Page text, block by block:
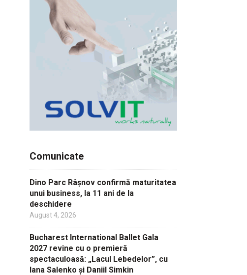
Comunicate
Dino Parc Râșnov confirmă maturitatea
unui business, la 11 ani de la
deschidere
August 4, 2026
Bucharest International Ballet Gala
2027 revine cu o premieră
spectaculoasă: „Lacul Lebedelor”, cu
Iana Salenko și Daniil Simkin